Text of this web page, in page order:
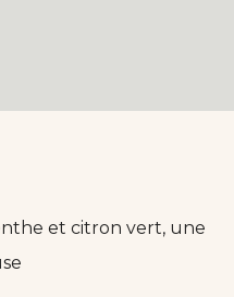
et citron vert, une